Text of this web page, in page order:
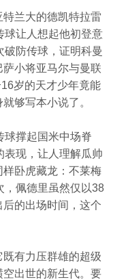
兰大的德凯特拉雷
球让人想起他初登意
破防传球，证明科曼
小将亚马尔与曼联
岁的天才少年竟能
够写本小说了。
撑起国米中场脊
表现，让人理解瓜帅
卧虎藏龙：不莱梅
，佩德里虽然仅以38
的出场时间，这个
有力压群雄的超级
出世的新生代。要